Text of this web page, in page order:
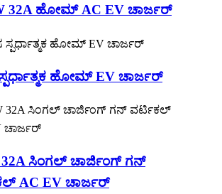
32A ಹೋಮ್ AC EV ಚಾರ್ಜರ್
ಹೋಮ್ EV ಚಾರ್ಜರ್
32A ಸಿಂಗಲ್ ಚಾರ್ಜಿಂಗ್ ಗನ್
AC EV ಚಾರ್ಜರ್